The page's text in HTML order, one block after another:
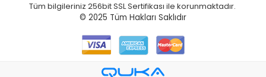
Tüm bilgileriniz 256bit SSL Sertifikası ile korunmaktadır.
© 2025 Tüm Hakları Saklıdır